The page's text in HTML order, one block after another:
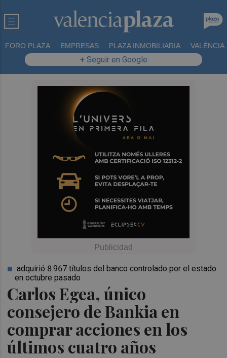
FORO PLAZA EMPRESAS PLAZA INMOBILIARIA VALÈNCIA
+ Seguir en Google
Carlos Egea, único
consejero de Bankia en
comprar acciones en los
últimos cuatro años
adquirió 8.967 títulos del banco controlado por el estado
en octubre pasado